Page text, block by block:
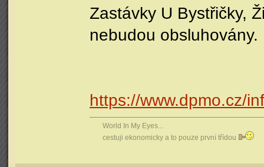
Zastávky U Bystřičky,
nebudou obsluhovány.
https://www.dpmo.cz/
World In My Eyes...
cestuji ekonomicky a to pouze první třídou